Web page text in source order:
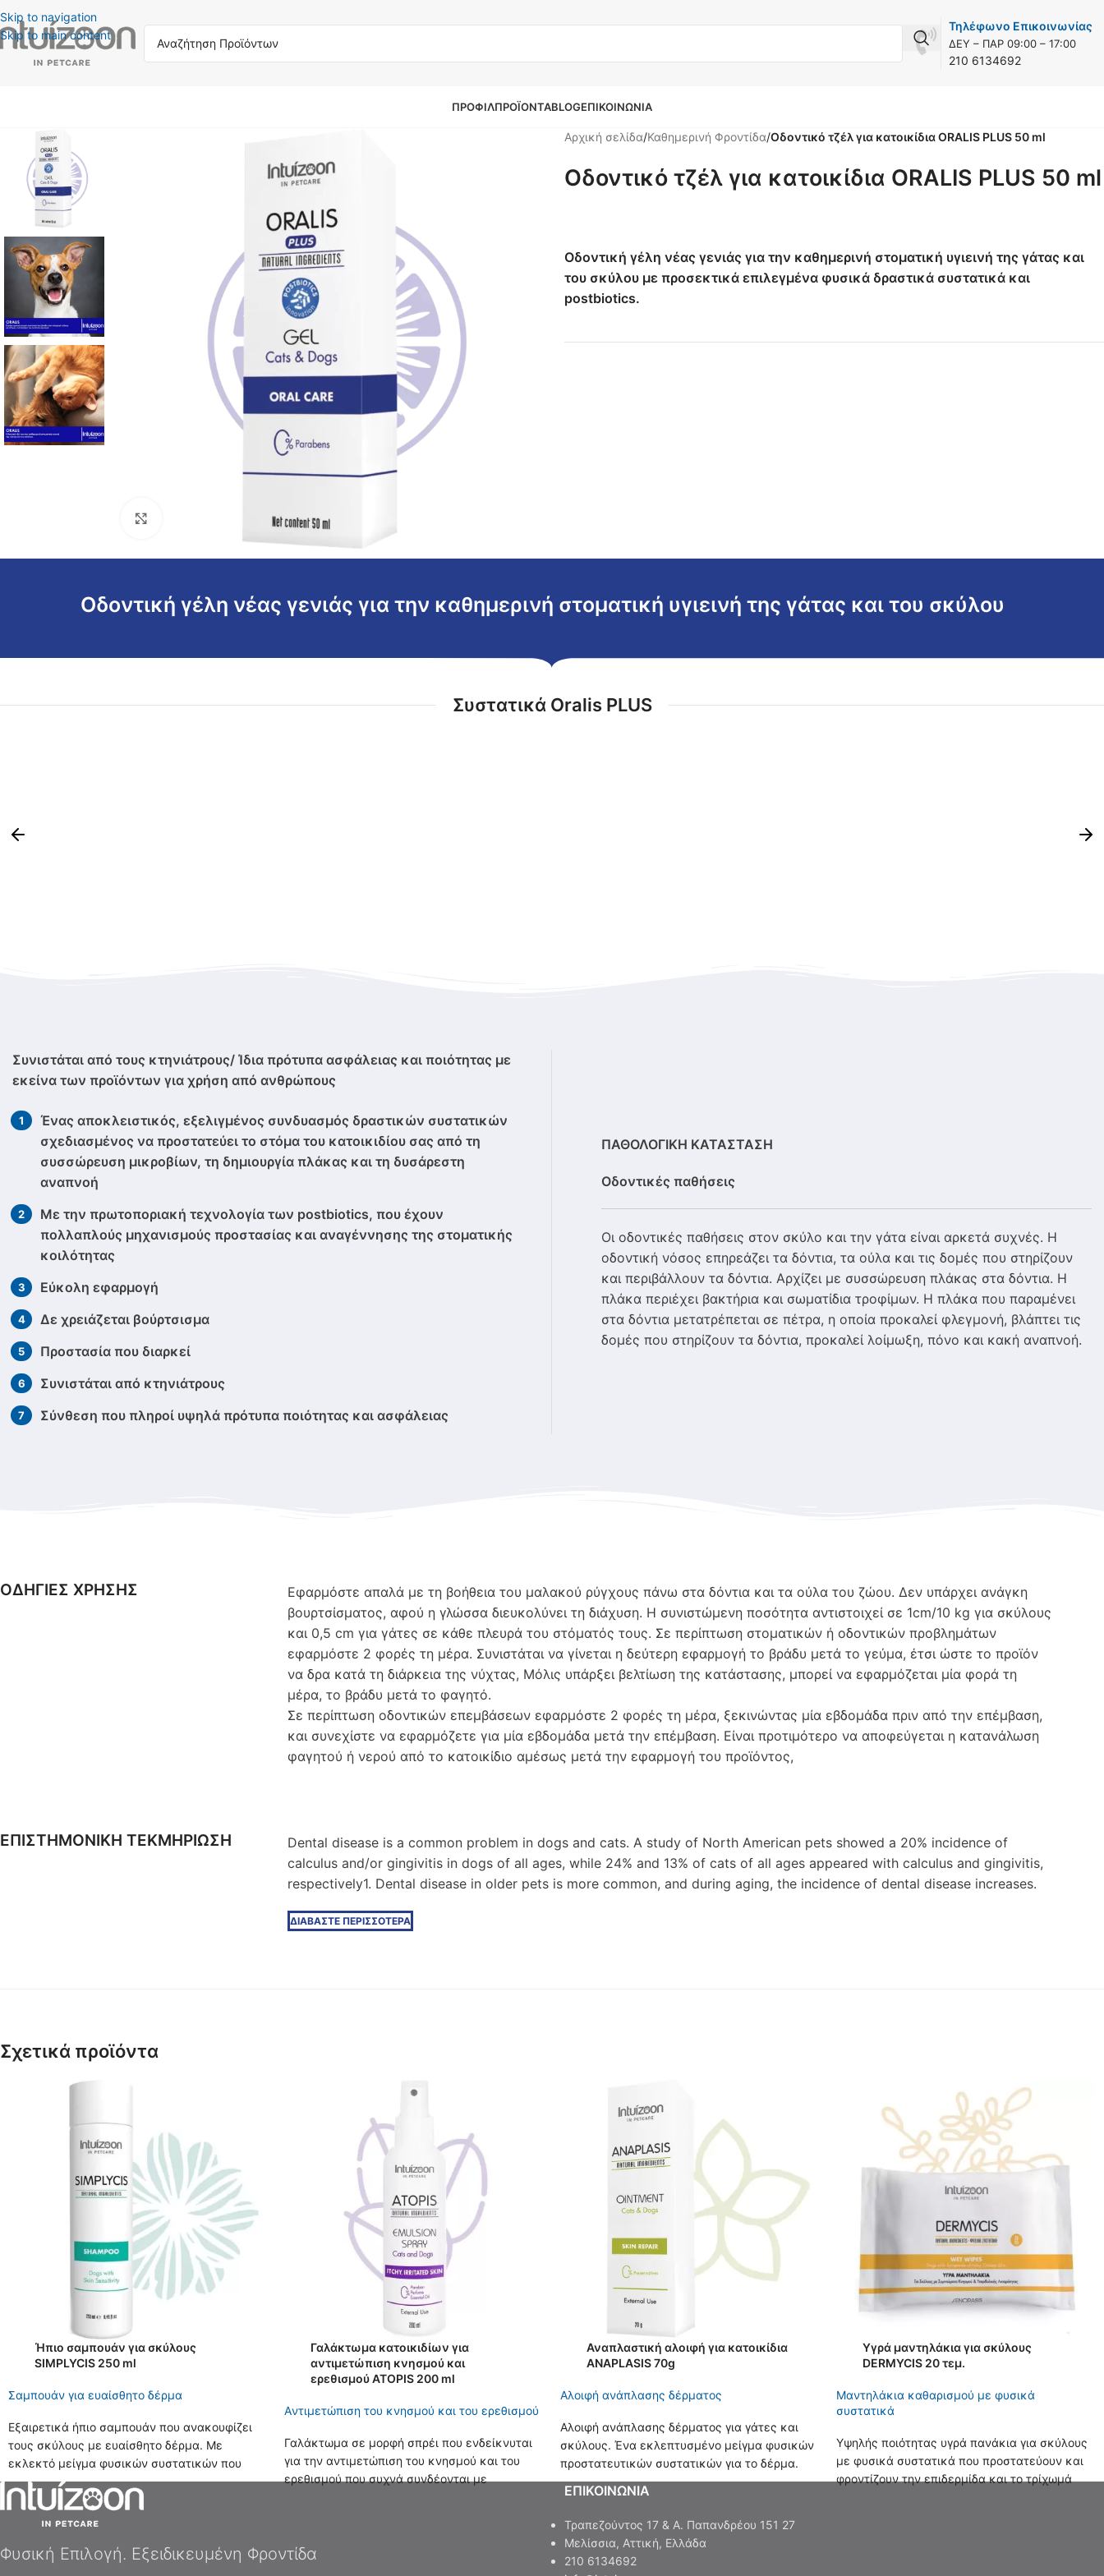
Skip to navigation
Skip to main content
Τηλέφωνο Επικοινωνίας
ΔEY – ΠAP 09:00 – 17:00
210 6134692
ΠΡΟΦΙΛΠΡΟΪΌΝΤΑBLOGΕΠΙΚΟΙΝΩΝΊΑ
Συνιστάται από
κτηνιάτρους
Αρχική σελίδα/Καθημερινή Φροντίδα/Οδοντικό τζέλ για κατοικίδια ORALIS PLUS 50 ml
Οδοντικό τζέλ για κατοικίδια ORALIS PLUS 50 ml
Οδοντική γέλη νέας γενιάς για την καθημερινή στοματική υγιεινή της γάτας και
του σκύλου με προσεκτικά επιλεγμένα φυσικά δραστικά συστατικά και
postbiotics.
Οδοντική γέλη νέας γενιάς για την καθημερινή στοματική υγιεινή της γάτας και του σκύλου
Συστατικά Oralis PLUS
Συνιστάται από τους κτηνιάτρους/ Ίδια πρότυπα ασφάλειας και ποιότητας με
εκείνα των προϊόντων για χρήση από ανθρώπους
Ένας αποκλειστικός, εξελιγμένος συνδυασμός δραστικών συστατικών
σχεδιασμένος να προστατεύει το στόμα του κατοικιδίου σας από τη
συσσώρευση μικροβίων, τη δημιουργία πλάκας και τη δυσάρεστη
αναπνοή
Με την πρωτοποριακή τεχνολογία των postbiotics, που έχουν
πολλαπλούς μηχανισμούς προστασίας και αναγέννησης της στοματικής
κοιλότητας
Εύκολη εφαρμογή
Δε χρειάζεται βούρτσισμα
Προστασία που διαρκεί
Συνιστάται από κτηνιάτρους
Σύνθεση που πληροί υψηλά πρότυπα ποιότητας και ασφάλειας
ΠΑΘΟΛΟΓΙΚΗ ΚΑΤΑΣΤΑΣΗ
Οδοντικές παθήσεις
Οι οδοντικές παθήσεις στον σκύλο και την γάτα είναι αρκετά συχνές. Η
οδοντική νόσος επηρεάζει τα δόντια, τα ούλα και τις δομές που στηρίζουν
και περιβάλλουν τα δόντια. Αρχίζει με συσσώρευση πλάκας στα δόντια. Η
πλάκα περιέχει βακτήρια και σωματίδια τροφίμων. Η πλάκα που παραμένει
στα δόντια μετατρέπεται σε πέτρα, η οποία προκαλεί φλεγμονή, βλάπτει τις
δομές που στηρίζουν τα δόντια, προκαλεί λοίμωξη, πόνο και κακή αναπνοή.
ΟΔΗΓΙΕΣ ΧΡΗΣΗΣ
Εφαρμόστε απαλά με τη βοήθεια του μαλακού ρύγχους πάνω στα δόντια και τα ούλα του ζώου. Δεν υπάρχει ανάγκη
βουρτσίσματος, αφού η γλώσσα διευκολύνει τη διάχυση. Η συνιστώμενη ποσότητα αντιστοιχεί σε 1cm/10 kg για σκύλους
και 0,5 cm για γάτες σε κάθε πλευρά του στόματός τους. Σε περίπτωση στοματικών ή οδοντικών προβλημάτων
εφαρμόστε 2 φορές τη μέρα. Συνιστάται να γίνεται η δεύτερη εφαρμογή το βράδυ μετά το γεύμα, έτσι ώστε το προϊόν
να δρα κατά τη διάρκεια της νύχτας, Μόλις υπάρξει βελτίωση της κατάστασης, μπορεί να εφαρμόζεται μία φορά τη
μέρα, το βράδυ μετά το φαγητό.
Σε περίπτωση οδοντικών επεμβάσεων εφαρμόστε 2 φορές τη μέρα, ξεκινώντας μία εβδομάδα πριν από την επέμβαση,
και συνεχίστε να εφαρμόζετε για μία εβδομάδα μετά την επέμβαση. Είναι προτιμότερο να αποφεύγεται η κατανάλωση
φαγητού ή νερού από το κατοικίδιο αμέσως μετά την εφαρμογή του προϊόντος,
EΠΙΣΤΗΜΟΝΙΚΗ ΤΕΚΜΗΡΙΩΣΗ
Dental disease is a common problem in dogs and cats. A study of North American pets showed a 20% incidence of
calculus and/or gingivitis in dogs of all ages, while 24% and 13% of cats of all ages appeared with calculus and gingivitis,
respectively1. Dental disease in older pets is more common, and during aging, the incidence of dental disease increases.
ΔΙΑΒΑΣΤΕ ΠΕΡΙΣΣΟΤΕΡΑ
Σχετικά προϊόντα
Ήπιο σαμπουάν για σκύλους
SIMPLYCIS 250 ml
Σαμπουάν για ευαίσθητο δέρμα
Εξαιρετικά ήπιο σαμπουάν που ανακουφίζει
τους σκύλους με ευαίσθητο δέρμα. Με
εκλεκτό μείγμα φυσικών συστατικών που
ενυδατώνει, προστατεύει και φροντίζει την
υγεία και την εμφάνιση του δέρματος του
σκύλου σας.
Γαλάκτωμα κατοικιδίων για
αντιμετώπιση κνησμού και
ερεθισμού ATOPIS 200 ml
Aντιμετώπιση του κνησμού και του ερεθισμού
Γαλάκτωμα σε μορφή σπρέι που ενδείκνυται
για την αντιμετώπιση του κνησμού και του
ερεθισμού που συχνά συνδέονται με
Αναπλαστική αλοιφή για κατοικίδια
ANAPLASIS 70g
Aλοιφή ανάπλασης δέρματος
Aλοιφή ανάπλασης δέρματος για γάτες και
σκύλους. Ένα εκλεπτυσμένο μείγμα φυσικών
προστατευτικών συστατικών για το δέρμα.
Ιδανική για βαθιά κοψίματα, καψίματα και
επούλωση πληγών.
Υγρά μαντηλάκια για σκύλους
DERMYCIS 20 τεμ.
Μαντηλάκια καθαρισμού με φυσικά
συστατικά
Υψηλής ποιότητας υγρά πανάκια για σκύλους
με φυσικά συστατικά που προστατεύουν και
φροντίζουν την επιδερμίδα και το τρίχωμά
Φυσική Επιλογή. Εξειδικευμένη Φροντίδα
EΠΙΚΟΙΝΩΝΙΑ
Τραπεζούντος 17 & Α. Παπανδρέου 151 27
Μελίσσια, Αττική, Eλλάδα
210 6134692